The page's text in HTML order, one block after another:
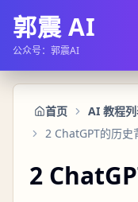
郭震 AI
公众号：郭震AI
首页 AI 教程
2 ChatGPT的历史
2